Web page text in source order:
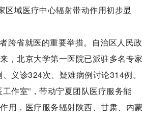
区域医疗中心辐射带动作用初步显
跨省就医的重要举措。自治区人民政
，北京大学第一医院已派驻多名专家
义诊324次、疑难病例讨论314例。
作室”，带动宁夏团队医疗服务能
用，医疗服务辐射陕西、甘肃、内蒙